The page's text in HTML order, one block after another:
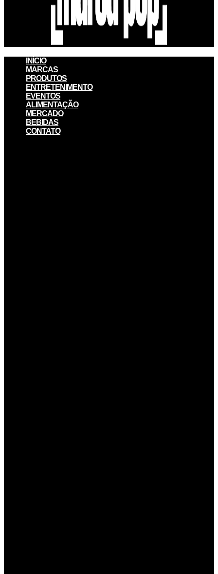
INÍCIO
MARCAS
PRODUTOS
ENTRETENIMENTO
EVENTOS
ALIMENTAÇÃO
MERCADO
BEBIDAS
CONTATO